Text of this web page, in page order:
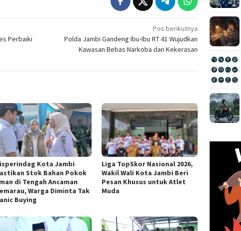
Perbaiki
Pos berikutnya
Polda Jambi Gandeng Ibu-Ibu RT 41 Wujudkan
Kawasan Bebas Narkoba dan Kekerasan
Kota Jambi
Stok Bahan Pokok
di Tengah Ancaman
Warga Diminta Tak
Buying
Liga TopSkor Nasional 2026,
Wakil Wali Kota Jambi Beri
Pesan Khusus untuk Atlet
Muda